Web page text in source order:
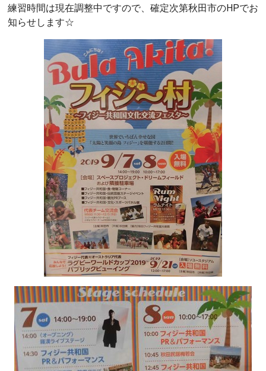
練習時間は現在調整中ですので、確定次第秋田市のHPでお
知らせします☆